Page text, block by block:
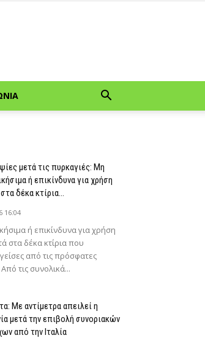
μετά τις πυρκαγιές: Μη
ή επικίνδυνα για χρήση
δέκα κτίρια...
16:04
ή επικίνδυνα για χρήση
στα δέκα κτίρια που
από τις πρόσφατες
τις συνολικά...
Με αντίμετρα απειλεί η
μετά την επιβολή συνοριακών
από την Ιταλία